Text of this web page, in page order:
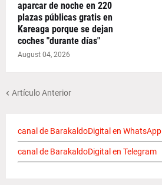
aparcar de noche en 220
plazas públicas gratis en
Kareaga porque se dejan
coches "durante días"
August 04, 2026
Artículo Anterior
canal de BarakaldoDigital en WhatsApp
canal de BarakaldoDigital en Telegram